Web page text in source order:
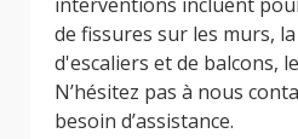
de fissures sur les murs,
d'escaliers et de balcons,
N’hésitez pas à nous
besoin d’assistance.